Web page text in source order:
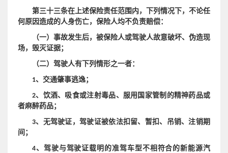
第三十三条在上述保险责任范围内，下列情况下，不论任
何原因造成的人身伤亡，保险人均不负责赔偿：
（一）事故发生后，被保险人或驾驶人故意破坏、伪造现
场，毁灭证据；
（二）驾驶人有下列情形之一者：
1、 交通肇事逃逸；
2、饮酒、吸食或注射毒品、服用国家管制的精神药品或
者麻醉药品；
3、无驾驶证，驾驶证被依法扣留、暂扣、吊销、注销期
间；
4、驾驶与驾驶证载明的准驾车型不相符合的新能源汽